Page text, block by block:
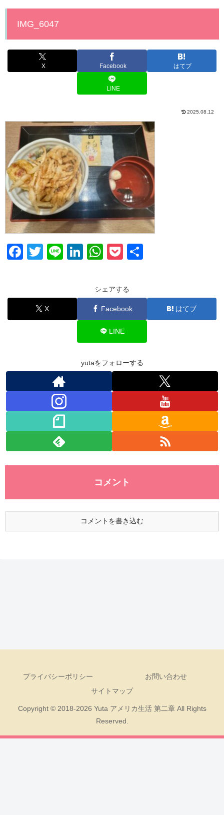
IMG_6047
X Facebook はてブ
LINE
2025.08.12
F
e
b
T
er
Li
Li
e
dI
W
at
s
A
p
p
P
ck
et
シェアする
X Facebook はてブ
LINE
yutaをフォローする
コメント
コメントを書き込む
プライバシーポリシー
お問い合わせ
サイトマップ
Copyright © 2018-2026 Yuta アメリカ生活 第二章 All Rights
Reserved.